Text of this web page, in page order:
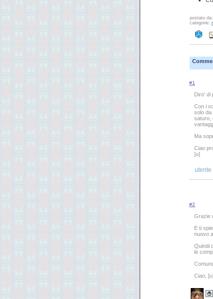
postato da:
categorie:
#1
Diro' di
Con i
solo da
saturo,
Ma
Ciao
[u]
utente
#2
Grazie
E ti
nuovo
Quindi
le
Ciao,